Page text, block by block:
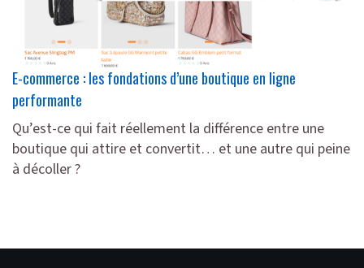
E-commerce : les fondations d’une boutique en ligne
performante
Qu’est-ce qui fait réellement la différence entre une
boutique qui attire et convertit… et une autre qui peine
à décoller ?